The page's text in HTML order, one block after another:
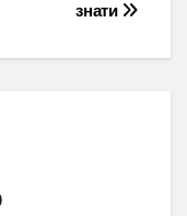
знати